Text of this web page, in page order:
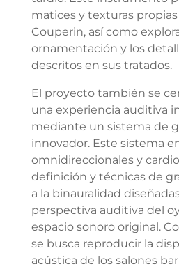
matices y texturas
Couperin, así como
ornamentación y los
descritos en sus tratados.
El proyecto también se
una experiencia auditiva
mediante un sistema de
innovador. Este sistema
omnidireccionales y
definición y técnicas de
a la binauralidad
perspectiva auditiva del
espacio sonoro original.
se busca reproducir la
acústica de los salones